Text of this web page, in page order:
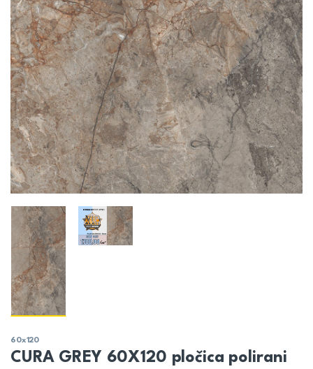
60x120
CURA GREY 60X120 pločica polirani